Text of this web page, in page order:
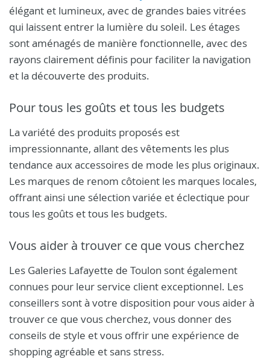
élégant et lumineux, avec de grandes baies vitrées
qui laissent entrer la lumière du soleil. Les étages
sont aménagés de manière fonctionnelle, avec des
rayons clairement définis pour faciliter la navigation
et la découverte des produits.
Pour tous les goûts et tous les budgets
La variété des produits proposés est
impressionnante, allant des vêtements les plus
tendance aux accessoires de mode les plus originaux.
Les marques de renom côtoient les marques locales,
offrant ainsi une sélection variée et éclectique pour
tous les goûts et tous les budgets.
Vous aider à trouver ce que vous cherchez
Les Galeries Lafayette de Toulon sont également
connues pour leur service client exceptionnel. Les
conseillers sont à votre disposition pour vous aider à
trouver ce que vous cherchez, vous donner des
conseils de style et vous offrir une expérience de
shopping agréable et sans stress.